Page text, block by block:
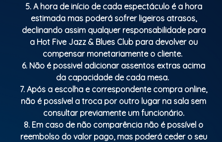
5. A hora de início de cada espectáculo é a hora
estimada mas poderá sofrer ligeiros atrasos,
declinando assim qualquer responsabilidade para
a Hot Five Jazz & Blues Club para devolver ou
compensar monetariamente o cliente.
6. Não é possivel adicionar assentos extras acima
da capacidade de cada mesa.
7. Após a escolha e correspondente compra online,
não é possível a troca por outro lugar na sala sem
consultar previamente um funcionário.
8. Em caso de não comparência não é possível o
reembolso do valor pago, mas poderá ceder o seu